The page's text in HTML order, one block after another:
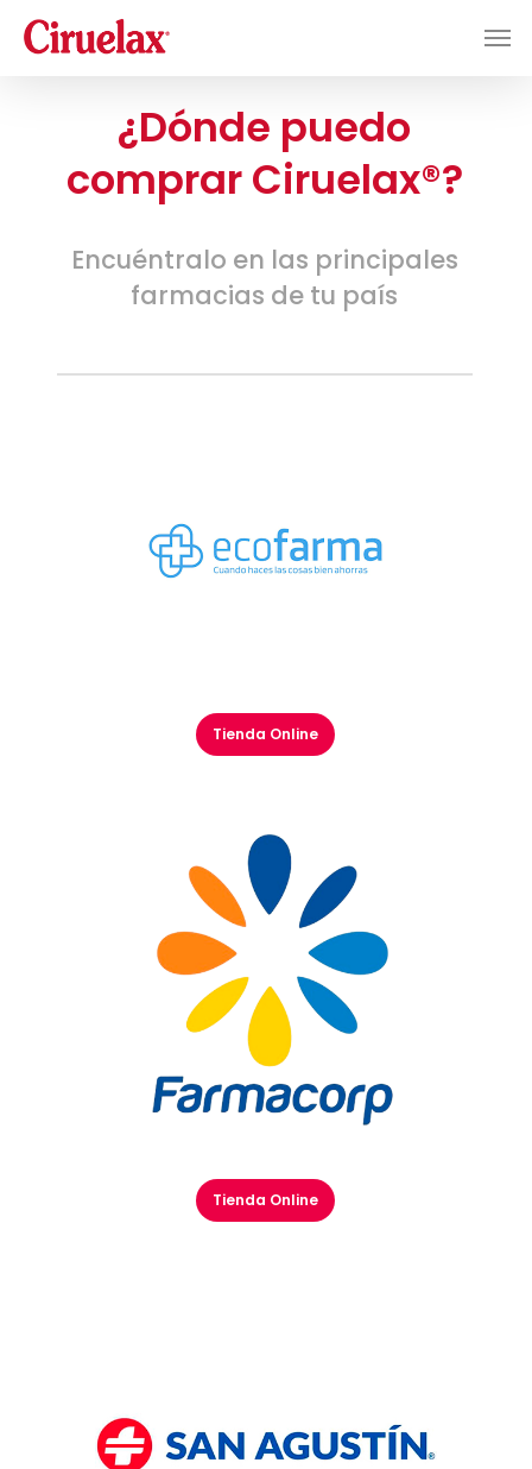
main
¿Dónde puedo
comprar Ciruelax®?
Encuéntralo en las principales
farmacias de tu país
Tienda Online
Tienda Online